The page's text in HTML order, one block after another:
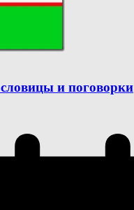
и поговорки